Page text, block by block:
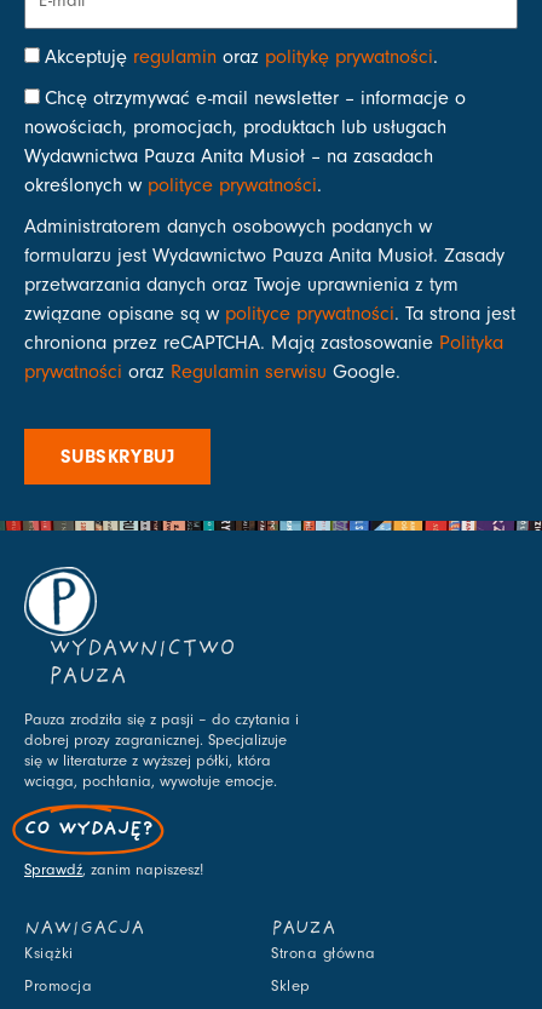
Akceptuję regulamin oraz politykę prywatności.
Chcę otrzymywać e-mail newsletter – informacje o
nowościach, promocjach, produktach lub usługach
Wydawnictwa Pauza Anita Musioł – na zasadach
określonych w polityce prywatności.
Administratorem danych osobowych podanych w
formularzu jest Wydawnictwo Pauza Anita Musioł. Zasady
przetwarzania danych oraz Twoje uprawnienia z tym
związane opisane są w polityce prywatności. Ta strona jest
chroniona przez reCAPTCHA. Mają zastosowanie Polityka
prywatności oraz Regulamin serwisu Google.
SUBSKRYBUJ
WYDAWNICTWO
PAUZA
Pauza zrodziła się z pasji – do czytania i
dobrej prozy zagranicznej. Specjalizuje
się w literaturze z wyższej półki, która
wciąga, pochłania, wywołuje emocje.
CO WYDAJĘ?
Sprawdź, zanim napiszesz!
NAWIGACJA
Książki
Promocja
PAUZA
Strona główna
Sklep